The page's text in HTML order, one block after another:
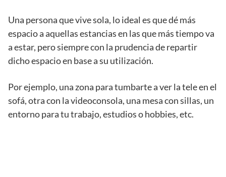
Una persona que vive sola, lo ideal es que dé más
espacio a aquellas estancias en las que más tiempo va
a estar, pero siempre con la prudencia de repartir
dicho espacio en base a su utilización.
Por ejemplo, una zona para tumbarte a ver la tele en el
sofá, otra con la videoconsola, una mesa con sillas, un
entorno para tu trabajo, estudios o hobbies, etc.